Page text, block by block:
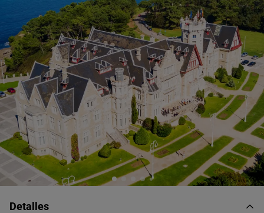
6-12 años - +
Niño
0-5 años - +
Detalles